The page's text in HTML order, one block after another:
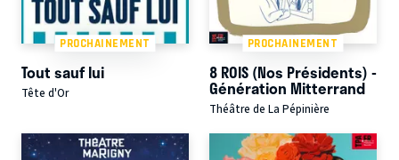
PROCHAINEMENT
Tout sauf lui
Tête d'Or
PROCHAINEMENT
8 ROIS (Nos Présidents) -
Génération Mitterrand
Théâtre de La Pépinière